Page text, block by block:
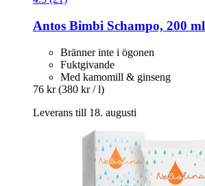
Antos Bimbi Schampo, 200 ml
Bränner inte i ögonen
Fuktgivande
Med kamomill & ginseng
76 kr (380 kr / l)
Leverans till 18. augusti